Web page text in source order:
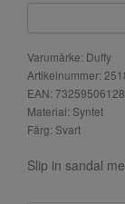
Varumärke: Duffy
Artikelnummer:
EAN:
Material: Syntet
Färg: Svart
Slip in sandal